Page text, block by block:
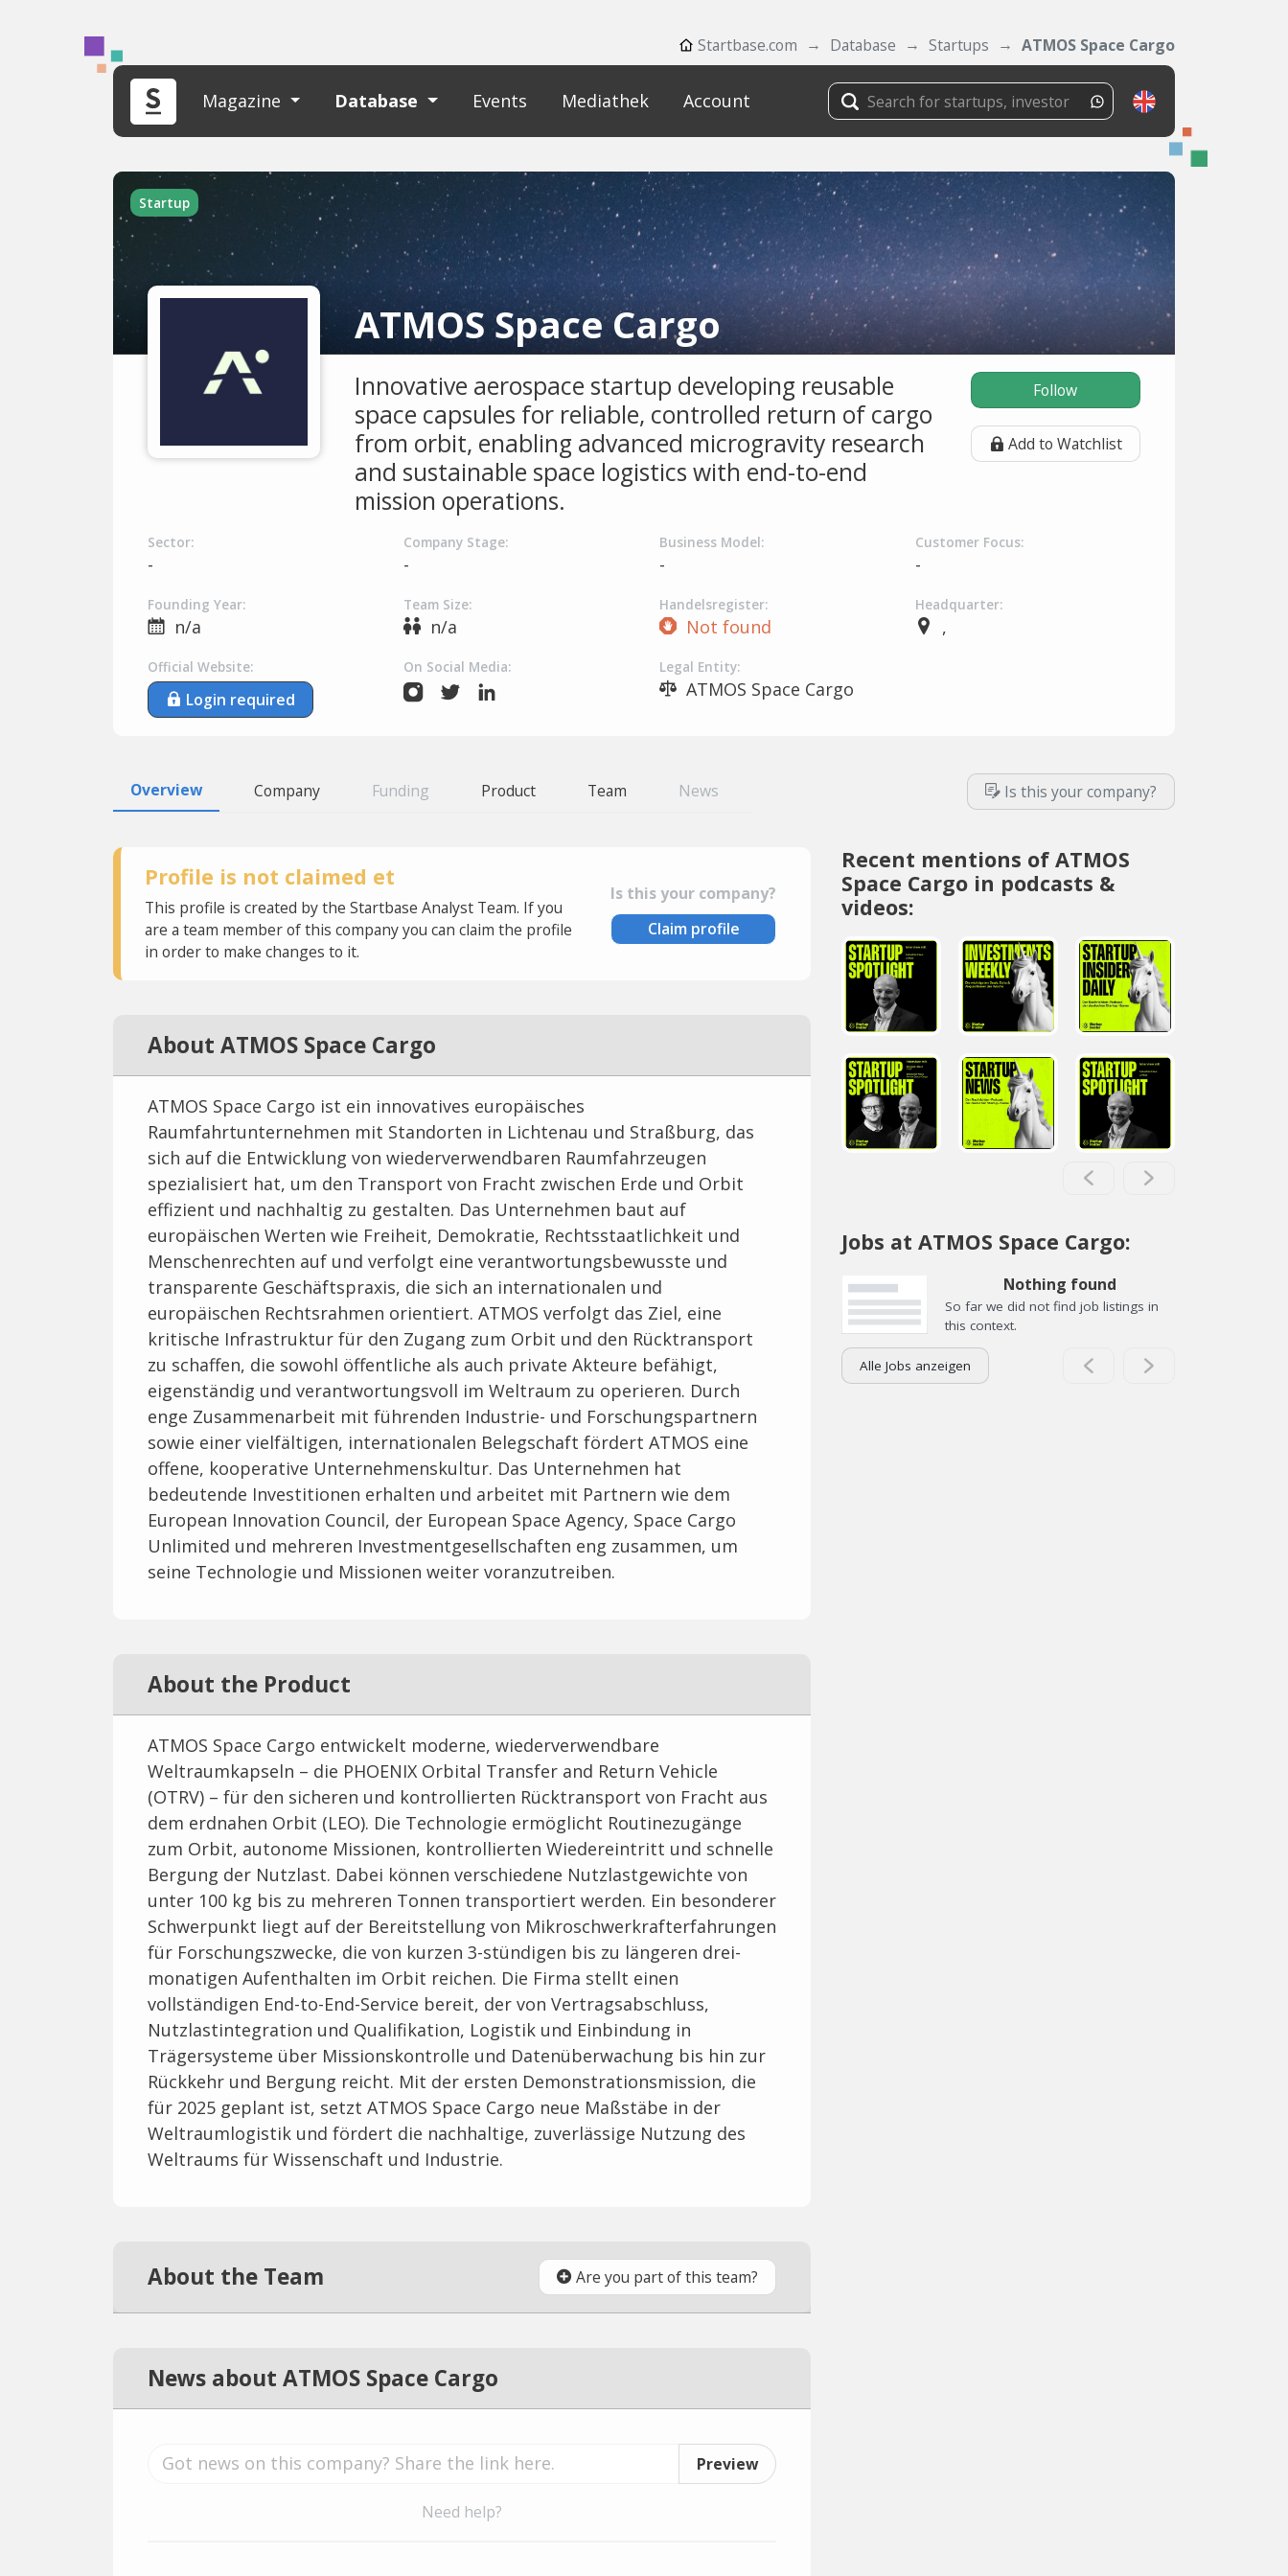
Startbase.com Database Startups ATMOS Space Cargo
Magazine Database Events Mediathek Account
Startup
ATMOS Space Cargo
Innovative aerospace startup developing reusable
space capsules for reliable, controlled return of cargo
from orbit, enabling advanced microgravity research
and sustainable space logistics with end-to-end
mission operations.
Follow
Add to Watchlist
Sector:
-
Company Stage:
-
Business Model:
-
Customer Focus:
-
Founding Year:
n/a
Team Size:
n/a
Handelsregister:
Not found
Headquarter:
,
Official Website:
Login required
On Social Media: Legal Entity:
ATMOS Space Cargo
Overview Company Funding Product Team News Is this your company?
Profile is not claimed et
This profile is created by the Startbase Analyst Team. If you
are a team member of this company you can claim the profile
in order to make changes to it.
Is this your company?
Claim profile
About ATMOS Space Cargo
ATMOS Space Cargo ist ein innovatives europäisches
Raumfahrtunternehmen mit Standorten in Lichtenau und Straßburg, das
sich auf die Entwicklung von wiederverwendbaren Raumfahrzeugen
spezialisiert hat, um den Transport von Fracht zwischen Erde und Orbit
effizient und nachhaltig zu gestalten. Das Unternehmen baut auf
europäischen Werten wie Freiheit, Demokratie, Rechtsstaatlichkeit und
Menschenrechten auf und verfolgt eine verantwortungsbewusste und
transparente Geschäftspraxis, die sich an internationalen und
europäischen Rechtsrahmen orientiert. ATMOS verfolgt das Ziel, eine
kritische Infrastruktur für den Zugang zum Orbit und den Rücktransport
zu schaffen, die sowohl öffentliche als auch private Akteure befähigt,
eigenständig und verantwortungsvoll im Weltraum zu operieren. Durch
enge Zusammenarbeit mit führenden Industrie- und Forschungspartnern
sowie einer vielfältigen, internationalen Belegschaft fördert ATMOS eine
offene, kooperative Unternehmenskultur. Das Unternehmen hat
bedeutende Investitionen erhalten und arbeitet mit Partnern wie dem
European Innovation Council, der European Space Agency, Space Cargo
Unlimited und mehreren Investmentgesellschaften eng zusammen, um
seine Technologie und Missionen weiter voranzutreiben.
About the Product
ATMOS Space Cargo entwickelt moderne, wiederverwendbare
Weltraumkapseln – die PHOENIX Orbital Transfer and Return Vehicle
(OTRV) – für den sicheren und kontrollierten Rücktransport von Fracht aus
dem erdnahen Orbit (LEO). Die Technologie ermöglicht Routinezugänge
zum Orbit, autonome Missionen, kontrollierten Wiedereintritt und schnelle
Bergung der Nutzlast. Dabei können verschiedene Nutzlastgewichte von
unter 100 kg bis zu mehreren Tonnen transportiert werden. Ein besonderer
Schwerpunkt liegt auf der Bereitstellung von Mikroschwerkrafterfahrungen
für Forschungszwecke, die von kurzen 3-stündigen bis zu längeren drei-
monatigen Aufenthalten im Orbit reichen. Die Firma stellt einen
vollständigen End-to-End-Service bereit, der von Vertragsabschluss,
Nutzlastintegration und Qualifikation, Logistik und Einbindung in
Trägersysteme über Missionskontrolle und Datenüberwachung bis hin zur
Rückkehr und Bergung reicht. Mit der ersten Demonstrationsmission, die
für 2025 geplant ist, setzt ATMOS Space Cargo neue Maßstäbe in der
Weltraumlogistik und fördert die nachhaltige, zuverlässige Nutzung des
Weltraums für Wissenschaft und Industrie.
About the Team Are you part of this team?
News about ATMOS Space Cargo
Preview
Need help?
Recent mentions of ATMOS
Space Cargo in podcasts &
videos:
Jobs at ATMOS Space Cargo:
Nothing found
So far we did not find job listings in
this context.
Alle Jobs anzeigen